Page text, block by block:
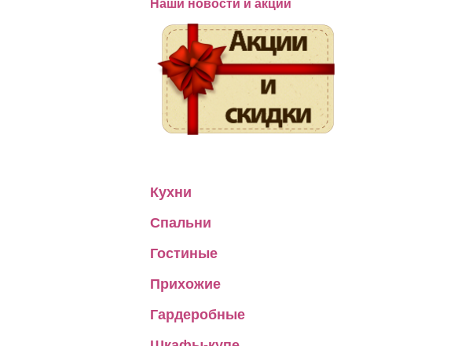
Наши новости и акции
Кухни
Спальни
Гостиные
Прихожие
Гардеробные